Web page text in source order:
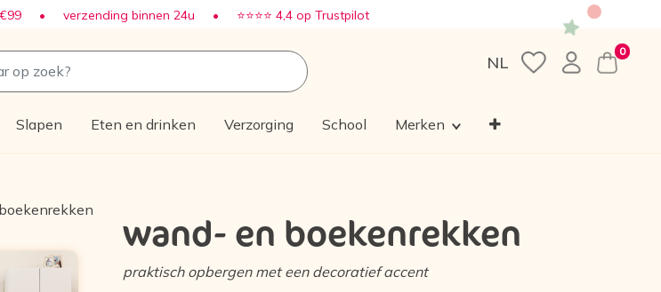
• verzending binnen 24u • ⭐️⭐️⭐️⭐️ 4,4 op Trustpilot
NL
0
Slapen Eten en drinken Verzorging School Merken
wand- en boekenrekken
praktisch opbergen met een decoratief accent